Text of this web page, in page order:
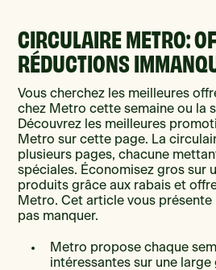
CIRCULAIRE METRO:
RÉDUCTIONS
Vous cherchez les meilleures
chez Metro cette semaine ou la
Découvrez les meilleures
Metro sur cette page. La
plusieurs pages, chacune
spéciales. Économisez gros sur
produits grâce aux rabais et
Metro. Cet article vous présente
pas manquer.
Metro propose chaque
intéressantes sur une